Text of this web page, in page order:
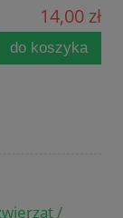
14,00 zł
do koszyka
/